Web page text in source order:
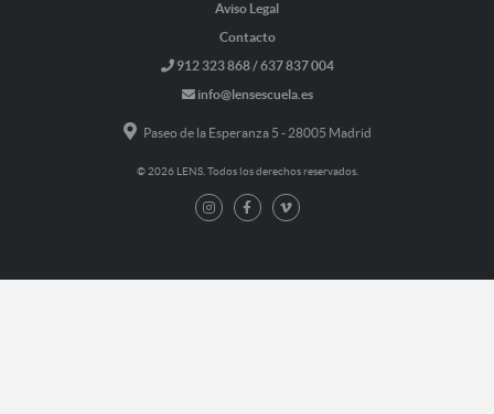
Aviso Legal
Contacto
912 323 868 / 637 837 004
info@lensescuela.es
Paseo de la Esperanza 5 - 28005 Madrid
© 2026 LENS. Todos los derechos reservados.